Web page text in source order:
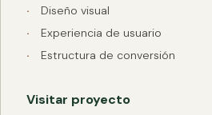
Diseño visual
Experiencia de usuario
Estructura de conversión
Visitar proyecto